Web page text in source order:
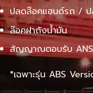
ปลดล๊อคแฮนด์รถ / ป
ล๊อคฝาถังน้ำมัน
สัญญาณตอบรับ
*เฉพาะรุ่น ABS